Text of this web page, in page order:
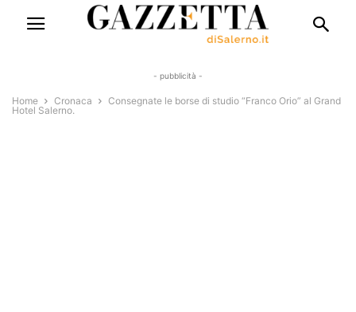
- pubblicità -
Home Cronaca
Consegnate le borse di studio “Franco Orio” al Grand
Hotel Salerno.